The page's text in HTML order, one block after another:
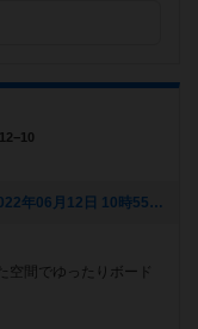
[NEW] 毎週金曜日の夜からボードゲーム会（2022年06月12日 10時55分）
空間でゆったりボード